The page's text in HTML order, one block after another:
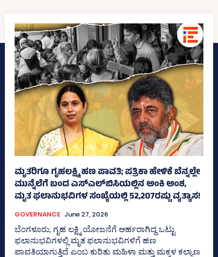
ಮೃತರಿಗೂ ಗೃಹಲಕ್ಷ್ಮಿ ಹಣ ಪಾವತಿ; ಪತ್ರಿಕಾ ಹೇಳಿಕೆ ಬೆನ್ನಲ್ಲೇ
ಮುನ್ನೆಲೆಗೆ ಬಂದ ಎಸ್‌ಎಲ್‌ಬಿಸಿಯಲ್ಲಿನ ಅಂಕಿ ಅಂಶ,
ಮೃತ ಫಲಾನುಭವಿಗಳ ಸಂಖ್ಯೆಯಲ್ಲಿ 52,207ರಷ್ಟು ವ್ಯತ್ಯಾಸ!
GOVERNANCE June 27, 2026
ಬೆಂಗಳೂರು; ಗೃಹ ಲಕ್ಷ್ಮಿ ಯೋಜನೆಗೆ ಆರ್ಹರಾಗಿದ್ದ ಒಟ್ಟು
ಫಲಾನುಭವಿಗಳಲ್ಲಿ ಮೃತ ಫಲಾನುಭವಿಗಳಿಗೆ ಹಣ
ಪಾವತಿಯಾಗುತ್ತಿದೆ ಎಂಬ ಕುರಿತು ಮಹಿಳಾ ಮತ್ತು ಮಕ್ಕಳ ಕಲ್ಯಾಣ